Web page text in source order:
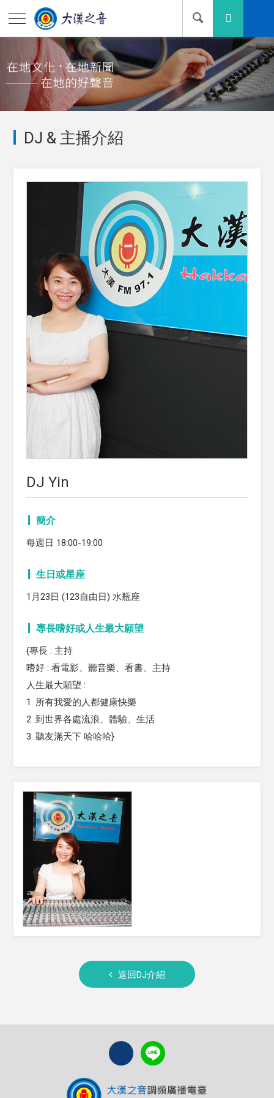
DJ & 主播介紹
DJ Yin
簡介
每週日 18:00-19:00
生日或星座
1月23日 (123自由日) 水瓶座
專長嗜好或人生最大願望
{專長 : 主持
嗜好 : 看電影、聽音樂、看書、主持
人生最大願望 :
1. 所有我愛的人都健康快樂
2. 到世界各處流浪、體驗、生活
3. 聽友滿天下 哈哈哈}
返回DJ介紹